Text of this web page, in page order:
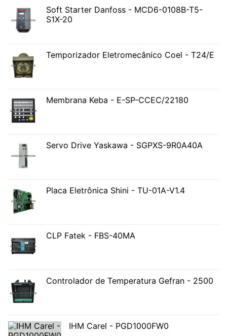
Soft Starter Danfoss - MCD6-0108B-T5-
S1X-20
Temporizador Eletromecânico Coel - T24/E
Membrana Keba - E-SP-CCEC/22180
Servo Drive Yaskawa - SGPXS-9R0A40A
Placa Eletrônica Shini - TU-01A-V1.4
CLP Fatek - FBS-40MA
Controlador de Temperatura Gefran - 2500
IHM Carel - PGD1000FW0